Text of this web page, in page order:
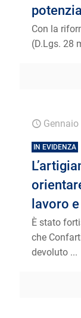
Con la
(D.Lgs. 28
IN EVIDENZA
lavoro
È stato
che
devoluto ...